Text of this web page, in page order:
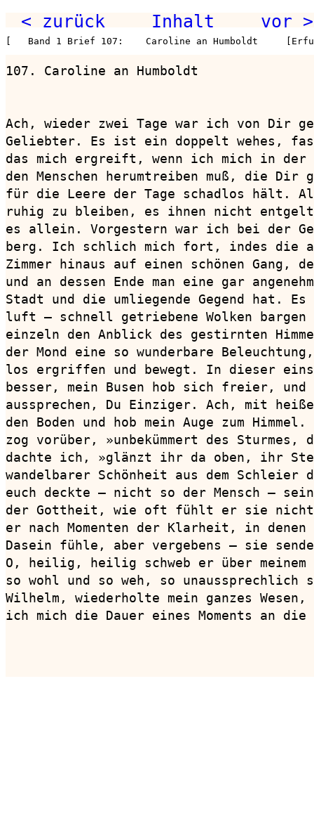
< zurück Inhalt vor >
[   Band 1 Brief 107:    Caroline an Humboldt
107. Caroline an Humboldt
Ach, wieder zwei Tage war ich von Dir
Geliebter. Es ist ein doppelt wehes,
das mich ergreift, wenn ich mich in der
den Menschen herumtreiben muß, die
für die Leere der Tage schadlos hält.
ruhig zu bleiben, es ihnen nicht
es allein. Vorgestern war ich bei der
berg. Ich schlich mich fort, indes die
Zimmer hinaus auf einen schönen Gang,
und an dessen Ende man eine gar
Stadt und die umliegende Gegend hat.
luft — schnell getriebene Wolken
einzeln den Anblick des gestirnten
der Mond eine so wunderbare
los ergriffen und bewegt. In dieser
besser, mein Busen hob sich freier, und
aussprechen, Du Einziger. Ach, mit
den Boden und hob mein Auge zum
zog vorüber, »unbekümmert des
dachte ich, »glänzt ihr da oben, ihr
wandelbarer Schönheit aus dem Schleier
euch deckte — nicht so der Mensch —
der Gottheit, wie oft fühlt er sie
er nach Momenten der Klarheit, in
Dasein fühle, aber vergebens — sie
O, heilig, heilig schweb er über meinem
so wohl und so weh, so
Wilhelm, wiederholte mein ganzes
ich mich die Dauer eines Moments an